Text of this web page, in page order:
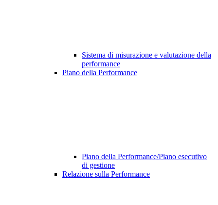
Sistema di misurazione e valutazione della
performance
Piano della Performance
Piano della Performance/Piano esecutivo
di gestione
Relazione sulla Performance